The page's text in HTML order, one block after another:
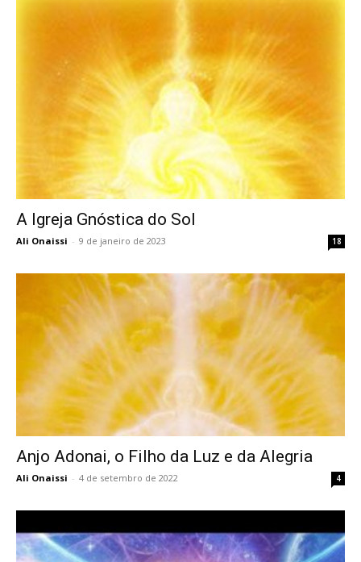
A Igreja Gnóstica do Sol
Ali Onaissi - 9 de janeiro de 2023 18
Anjo Adonai, o Filho da Luz e da Alegria
Ali Onaissi - 4 de setembro de 2022 4